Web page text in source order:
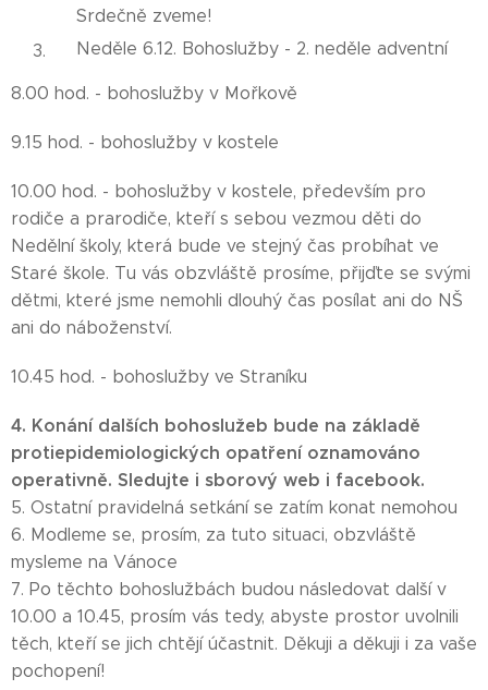
Srdečně zveme!
Neděle 6.12. Bohoslužby - 2. neděle adventní
8.00 hod. - bohoslužby v Mořkově
9.15 hod. - bohoslužby v kostele
10.00 hod. - bohoslužby v kostele, především pro
rodiče a prarodiče, kteří s sebou vezmou děti do
Nedělní školy, která bude ve stejný čas probíhat ve
Staré škole. Tu vás obzvláště prosíme, přijďte se svými
dětmi, které jsme nemohli dlouhý čas posílat ani do NŠ
ani do náboženství.
10.45 hod. - bohoslužby ve Straníku
4. Konání dalších bohoslužeb bude na základě
protiepidemiologických opatření oznamováno
operativně. Sledujte i sborový web i facebook.
5. Ostatní pravidelná setkání se zatím konat nemohou
6. Modleme se, prosím, za tuto situaci, obzvláště
mysleme na Vánoce
7. Po těchto bohoslužbách budou následovat další v
10.00 a 10.45, prosím vás tedy, abyste prostor uvolnili
těch, kteří se jich chtějí účastnit. Děkuji a děkuji i za vaše
pochopení!